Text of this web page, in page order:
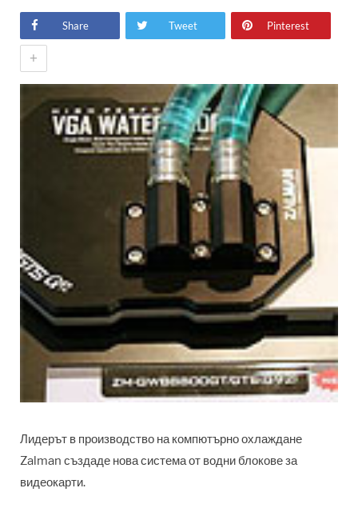
Share Tweet Pinterest
+
Лидерът в производство на компютърно охлаждане
Zalman създаде нова система от водни блокове за
видеокарти.